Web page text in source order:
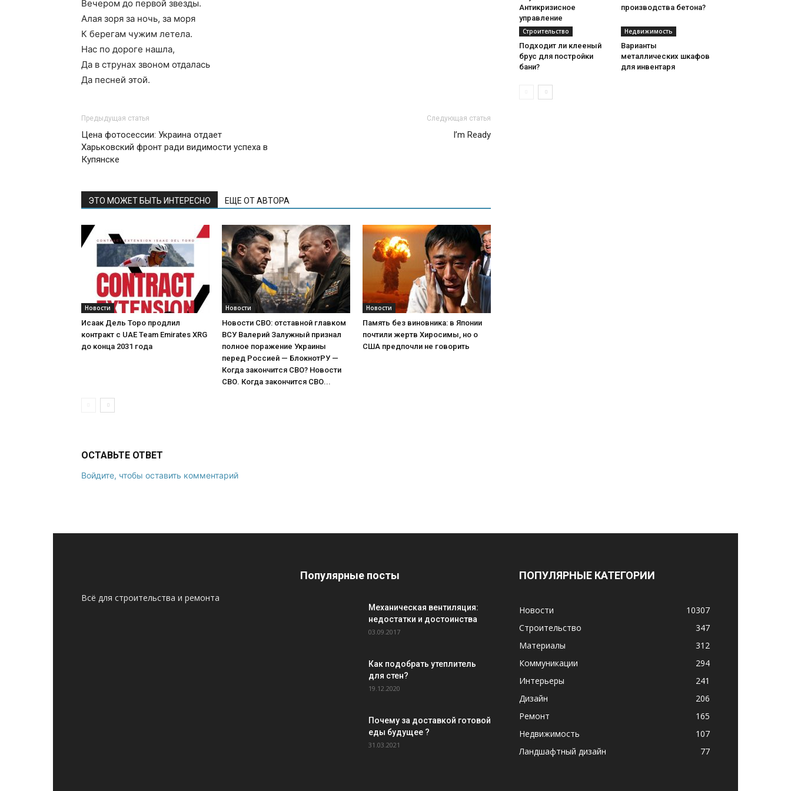
Вечером до первой звезды.
Алая зоря за ночь, за моря
К берегам чужим летела.
Нас по дороге нашла,
Да в струнах звоном отдалась
Да песней этой.
Предыдущая статья
Цена фотосессии: Украина отдает
Харьковский фронт ради видимости успеха в
Купянске
Следующая статья
I’m Ready
ЭТО МОЖЕТ БЫТЬ ИНТЕРЕСНО ЕЩЕ ОТ АВТОРА
Новости
Исаак Дель Торо продлил
контракт с UAE Team Emirates XRG
до конца 2031 года
Новости
Новости СВО: отставной главком
ВСУ Валерий Залужный признал
полное поражение Украины
перед Россией — БлокнотРУ —
Когда закончится СВО? Новости
СВО. Когда закончится СВО...
Новости
Память без виновника: в Японии
почтили жертв Хиросимы, но о
США предпочли не говорить
ОСТАВЬТЕ ОТВЕТ
Войдите, чтобы оставить комментарий
Антикризисное
управление
производства бетона?
Строительство
Подходит ли клееный
брус для постройки
бани?
Недвижимость
Варианты
металлических шкафов
для инвентаря
Всё для строительства и ремонта
Популярные посты
Механическая вентиляция:
недостатки и достоинства
03.09.2017
Как подобрать утеплитель
для стен?
19.12.2020
Почему за доставкой готовой
еды будущее ?
31.03.2021
ПОПУЛЯРНЫЕ КАТЕГОРИИ
Новости
10307
Строительство
347
Материалы
312
Коммуникации
294
Интерьеры
241
Дизайн
206
Ремонт
165
Недвижимость
107
Ландшафтный дизайн
77